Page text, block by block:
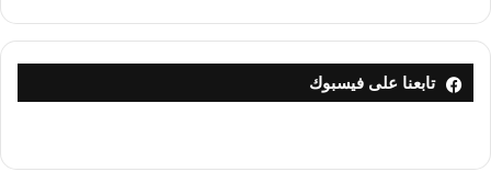
تابعنا على فيسبوك